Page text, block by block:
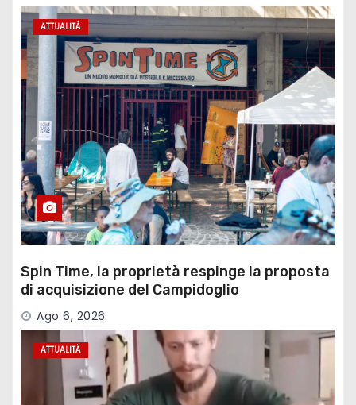
ATTUALITÀ
Spin Time, la proprietà respinge la proposta
di acquisizione del Campidoglio
Ago 6, 2026
ATTUALITÀ